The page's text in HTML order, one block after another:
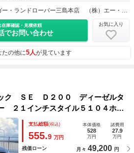
在庫確認・見積依頼
でお問い合わせ
お気に入り
たの他に5人が見ています
ク ＳＥ Ｄ２００ ディーゼルタ
１インチスタイル５１０４ホイ
ミックルーフ ブラックエクステ
ヘッドライト １６ｗａｙ電動調
支払総額(税込)
555.9 万円
本体価格
528
万円
諸費用
27.9
万円
残価ローン 月々 49,200 円